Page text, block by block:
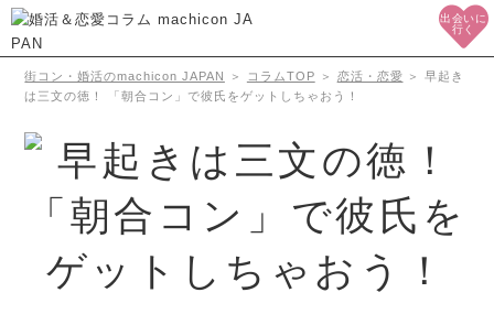
出会いに
行く
街コン・婚活のmachicon JAPAN ＞ コラムTOP ＞ 恋活・恋愛 ＞早起き
は三文の徳！ 「朝合コン」で彼氏をゲットしちゃおう！